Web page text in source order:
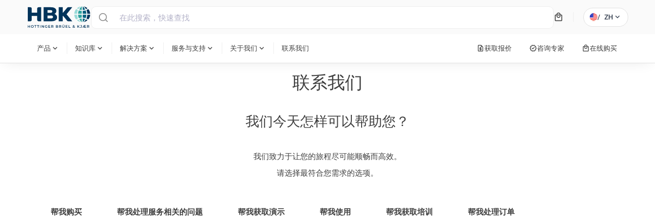
local_mall / ZH expand_more
产品 expand_more 知识库 expand_more 解决方案 expand_more 服务与支持 expand_more 关于我们 expand_more 联系我们 request_quote获取报价 verified咨询专家 local_mall在线购买
联系我们
我们今天怎样可以帮助您？
我们致力于让您的旅程尽可能顺畅而高效。
请选择最符合您需求的选项。
帮我购买 帮我处理服务相关的问题 帮我获取演示 帮我使用 帮我获取培训 帮我处理订单